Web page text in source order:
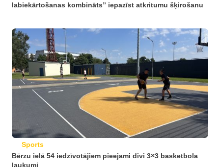
labiekārtošanas kombināts” iepazīst atkritumu šķirošanu
Sports
Bērzu ielā 54 iedzīvotājiem pieejami divi 3×3 basketbola
laukumi